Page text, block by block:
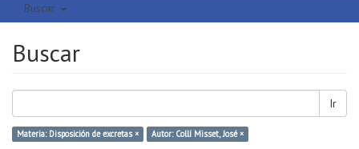
Buscar
Buscar
Ir
Materia: Disposición de excretas × Autor: Collí Misset, José ×